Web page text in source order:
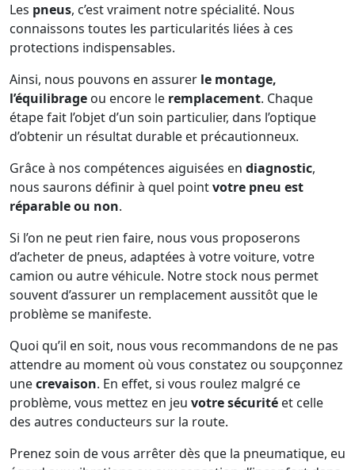
Les pneus, c’est vraiment notre spécialité. Nous
connaissons toutes les particularités liées à ces
protections indispensables.
Ainsi, nous pouvons en assurer le montage,
l’équilibrage ou encore le remplacement. Chaque
étape fait l’objet d’un soin particulier, dans l’optique
d’obtenir un résultat durable et précautionneux.
Grâce à nos compétences aiguisées en diagnostic,
nous saurons définir à quel pointvotre pneu est
réparable ou non.
Si l’on ne peut rien faire, nous vous proposerons
d’acheter de pneus, adaptées à votre voiture, votre
camion ou autre véhicule. Notre stock nous permet
souvent d’assurer un remplacement aussitôt que le
problème se manifeste.
Quoi qu’il en soit, nous vous recommandons de ne pas
attendre au moment où vous constatez ou soupçonnez
unecrevaison. En effet, si vous roulez malgré ce
problème, vous mettez en jeu votre sécurité et celle
des autres conducteurs sur la route.
Prenez soin de vous arrêter dès que la pneumatique, eu